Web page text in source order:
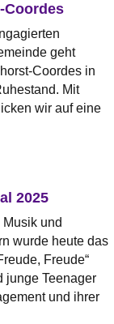
Coordes
geht
Coordes in
Mit
wir auf eine
2025
und
wurde heute das
Freude“
junge Teenager
und ihrer